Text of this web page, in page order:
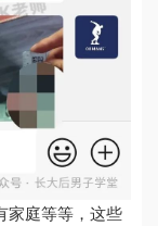
家庭等等，这些